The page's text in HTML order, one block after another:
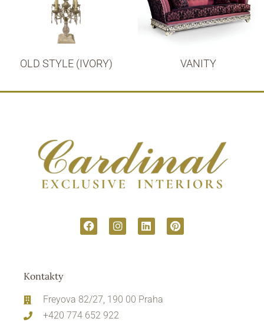
OLD STYLE (IVORY) VANITY
Kontakty
Freyova 82/27, 190 00 Praha
+420 774 652 922